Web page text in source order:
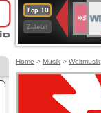
Top 10
Zuletzt
4
Home > Musik > Weltmusik